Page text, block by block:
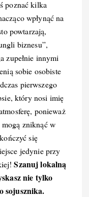
y
Li
n
k
poznać kilka
wpłynąć na
powtarzają,
biznesu”,
zupełnie innymi
sobie osobiste
pierwszego
który nosi imię
ponieważ
zniknąć w
się
jedynie przy
Szanuj lokalną
nie tylko
sojusznika.